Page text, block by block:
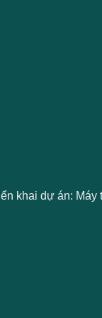
khai dự án: Máy